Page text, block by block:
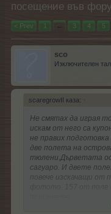
посещение във
< Prev 1 ← 3 4 5
sco
Изключителен
scaregrowII каза: ↑
Не смятах да играя
искам от него са
не правих
две полета на
тюлени.Дърветата
сагуаро. И двете
повече изскачащи от